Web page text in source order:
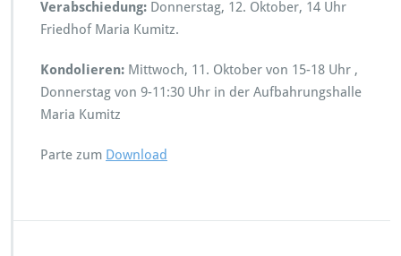
Verabschiedung: Donnerstag, 12. Oktober, 14 Uhr
Friedhof Maria Kumitz.
Kondolieren: Mittwoch, 11. Oktober von 15-18 Uhr ,
Donnerstag von 9-11:30 Uhr in der Aufbahrungshalle
Maria Kumitz
Parte zum Download